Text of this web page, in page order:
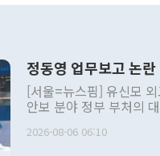
정동영 업무보고 논란
[서울=뉴스핌] 유신모
안보 분야 정부 부처의
발언 중에는 정부 내 조
2026-08-06 06:10